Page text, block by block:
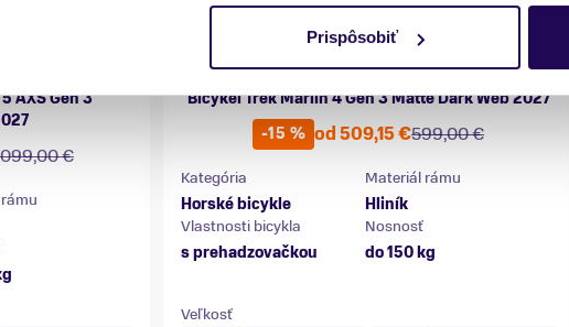
Prispôsobiť
AXS Gen 3
€
Bicykel Trek Marlin 4 Gen 3 Matte Dark Web 2027
-15 %
599,00 €
od 509,15 €
Kategória
Horské bicykle
Materiál rámu
Hliník
Vlastnosti bicykla
s prehadzovačkou
Nosnosť
do 150 kg
Veľkosť